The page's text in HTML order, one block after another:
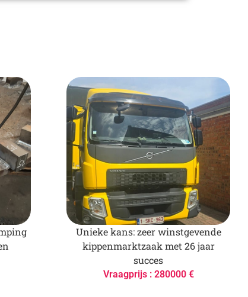
Unieke kans: zeer winstgevende
kippenmarktzaak met 26 jaar
succes
Vraagprijs : 280000 €